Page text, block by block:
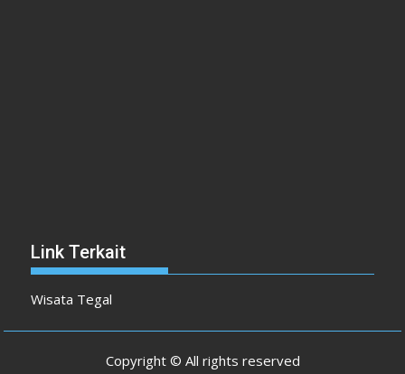
Link Terkait
Wisata Tegal
Copyright © All rights reserved